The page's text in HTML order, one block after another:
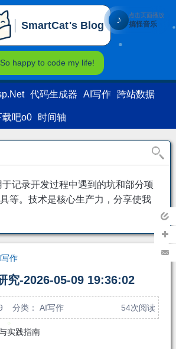
返回
主页
加关
SmartCat's Blog
So happy to code my life!
代码生成器 AI写作 跨站数据
载吧o0 时间轴
记录开发过程中遇到的坑和部分项
等。技术是核心生产力，分享使我
作
究-2026-05-09 19:36:02
分类： AI写作 54次阅读
实践指南
♪ 点击页面播放
搞怪音乐